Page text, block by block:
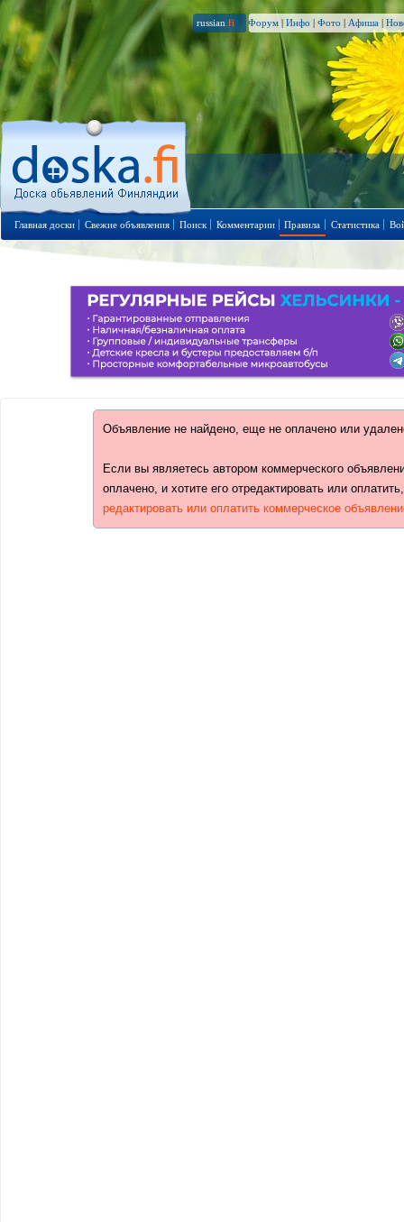
russian .fi Форум | Инфо | Фото | Афиша |
Главная доски Свежие объявления Поиск Комментарии Правила Статистика
Объявление не найдено, еще не оплачено или
Если вы являетесь автором коммерческого
оплачено, и хотите его отредактировать или
редактировать или оплатить коммерческое